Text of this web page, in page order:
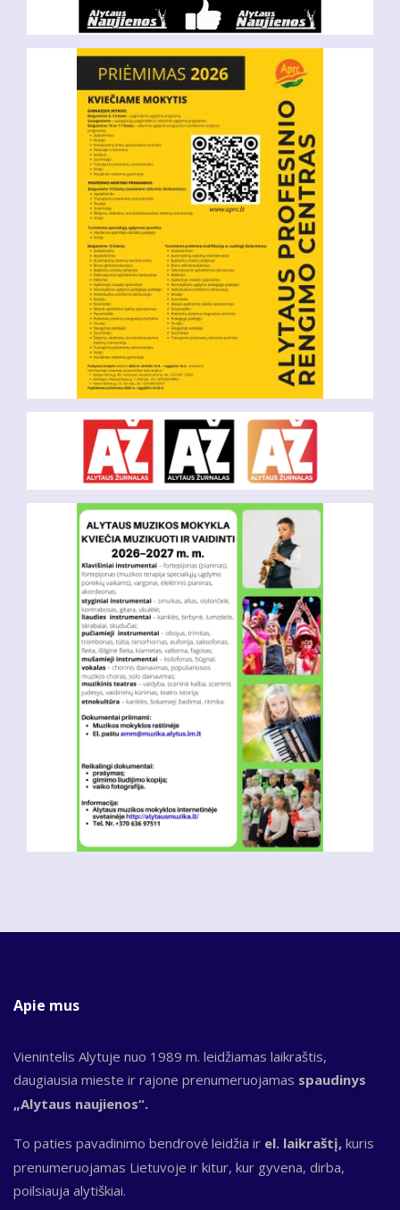
Apie mus
Vienintelis Alytuje nuo 1989 m. leidžiamas laikraštis,
daugiausia mieste ir rajone prenumeruojamas spaudinys
„Alytaus naujienos“.
To paties pavadinimo bendrovė leidžia ir el. laikraštį, kuris
prenumeruojamas Lietuvoje ir kitur, kur gyvena, dirba,
poilsiauja alytiškiai.